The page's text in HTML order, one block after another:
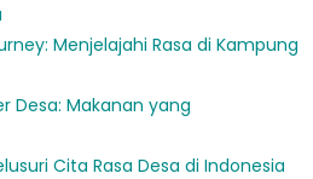
Menjelajahi Rasa di Kampung
Desa: Makanan yang
Cita Rasa Desa di Indonesia